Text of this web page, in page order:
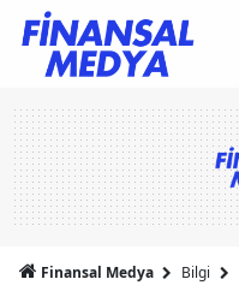
Finansal Medya Bilgi